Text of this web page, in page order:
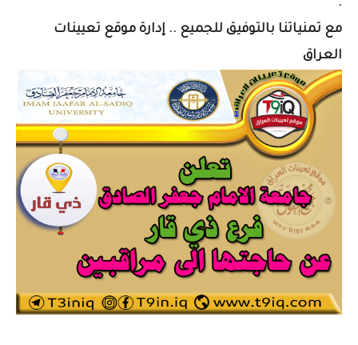
.
مع تمنياتنا بالتوفيق للجميع .. إدارة موقع تعيينات
العراق